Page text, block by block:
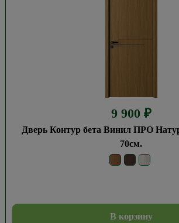
9 900 ₽
Дверь Контур бета Винил ПРО
70см.
В корзину